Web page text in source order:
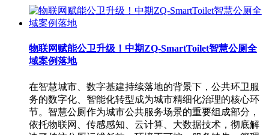
物联网赋能公卫升级！中期ZQ-SmartToilet智慧公厕全
域案例落地
在智慧城市、数字基建持续落地的背景下，公共环卫服
务的数字化、智能化转型成为城市精细化治理的核心环
节。智慧公厕作为城市公共服务场景的重要组成部分，
依托物联网、传感感知、云计算、大数据技术，彻底解